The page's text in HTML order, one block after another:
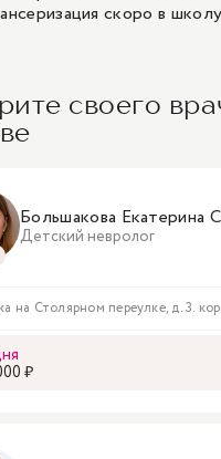
скоро в школу
своего
Большакова Екатерина
Детский невролог
на Столярном переулке, д. 3.
₽